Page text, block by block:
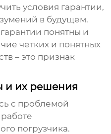
условия гарантии,
в будущем.
понятны и
четких и понятных
– это признак
и их решения
с проблемой
погрузчика.